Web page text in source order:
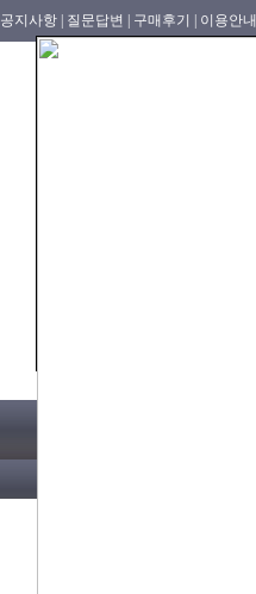
공지사항 | 질문답변 | 구매후기 | 이용안내 |